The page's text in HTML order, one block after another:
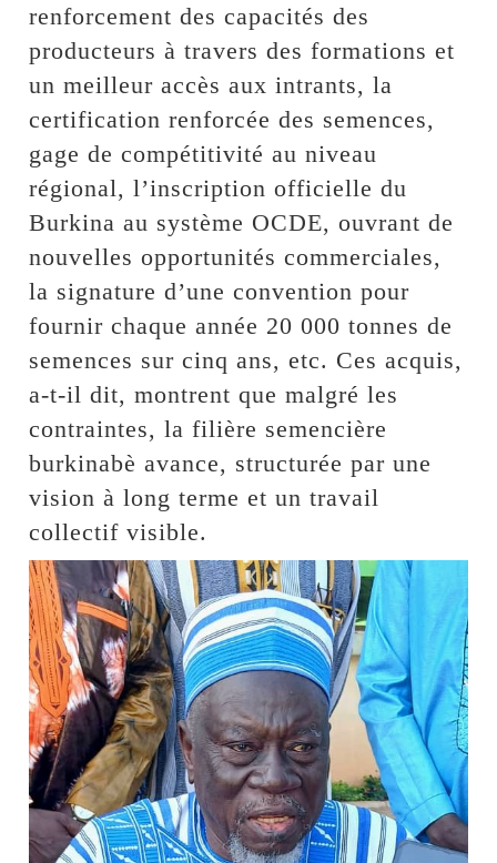
renforcement des capacités des
producteurs à travers des formations et
un meilleur accès aux intrants, la
certification renforcée des semences,
gage de compétitivité au niveau
régional, l’inscription officielle du
Burkina au système OCDE, ouvrant de
nouvelles opportunités commerciales,
la signature d’une convention pour
fournir chaque année 20 000 tonnes de
semences sur cinq ans, etc. Ces acquis,
a-t-il dit, montrent que malgré les
contraintes, la filière semencière
burkinabè avance, structurée par une
vision à long terme et un travail
collectif visible.